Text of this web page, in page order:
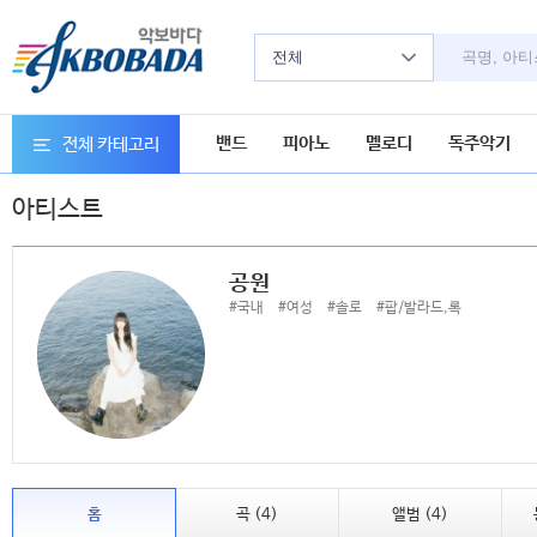
전체
전체 카테고리 밴드 피아노 멜로디 독주악기
아티스트
공원
#국내 #여성 #솔로 #팝/발라드,록
홈 곡 (4) 앨범 (4)